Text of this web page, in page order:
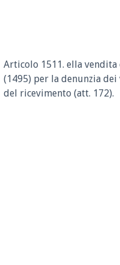
Articolo 1511. ella vendita
(1495) per la denunzia
del ricevimento (att. 172).